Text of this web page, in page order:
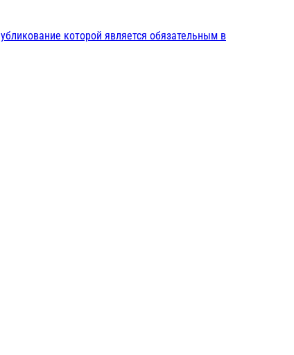
которой является обязательным в